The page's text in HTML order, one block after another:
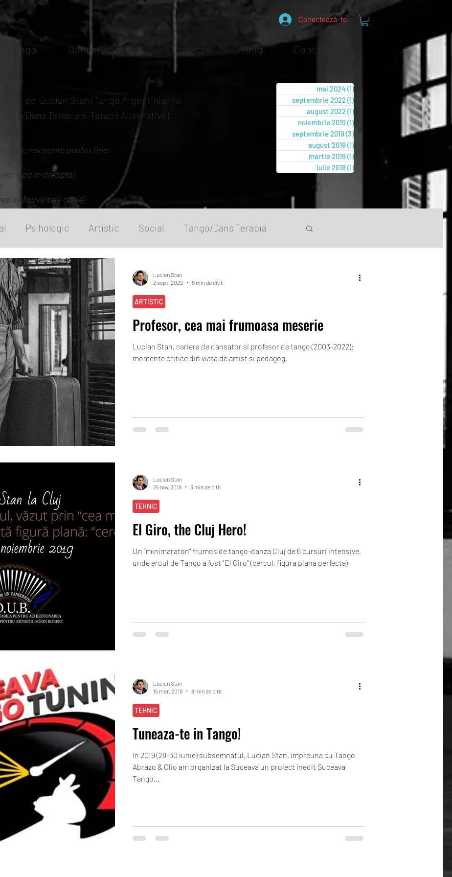
Conectează-te
DanceCoaching Proiecte Blog Contact
de Lucian Stan (Tango Argentinian) si
Dans Terapia si Terapii Alternative).
relevante pentru tine:
lupa in dreapta)
aici cuvintele cheie)
mai 2024 (1)
septembrie 2022 (1)
august 2022 (1)
noiembrie 2019 (1)
septembrie 2019 (3)
august 2019 (1)
martie 2019 (1)
iulie 2018 (1)
Psihologic Artistic Social Tango/Dans Terapia
DanceCoaching
Profesor, cea mai frumoasa meserie
Lucian Stan, cariera de dansator si profesor de tango (2003-2022):
momente critice din viata de artist si pedagog.
ARTISTIC
Lucian Stan
2 sept. 2022
9 min de citit
El Giro, the Cluj Hero!
Un “minimaraton” frumos de tango-danza Cluj de 6 cursuri intensive,
unde eroul de Tango a fost "El Giro" (cercul, figura plana perfecta)
TEHNIC
Lucian Stan
25 nov. 2019
3 min de citit
Tuneaza-te in Tango!
In 2019 (28-30 iunie) subsemnatul, Lucian Stan, impreuna cu Tango
Abrazo & Clio am organizat la Suceava un proiect inedit Suceava
Tango...
TEHNIC
Lucian Stan
15 mar. 2019
8 min de citit